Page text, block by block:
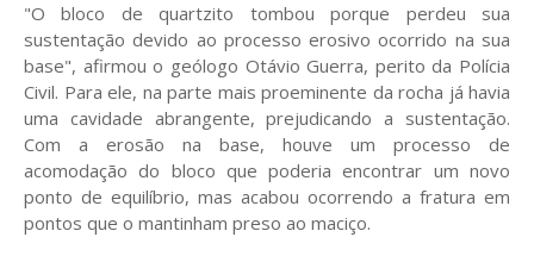
"O bloco de quartzito tombou porque perdeu sua
sustentação devido ao processo erosivo ocorrido na sua
base", afirmou o geólogo Otávio Guerra, perito da Polícia
Civil. Para ele, na parte mais proeminente da rocha já havia
uma cavidade abrangente, prejudicando a sustentação.
Com a erosão na base, houve um processo de
acomodação do bloco que poderia encontrar um novo
ponto de equilíbrio, mas acabou ocorrendo a fratura em
pontos que o mantinham preso ao maciço.